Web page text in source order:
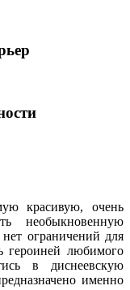
красивую, очень
необыкновенную
ограничений для
героиней любимого
в диснеевскую
именно